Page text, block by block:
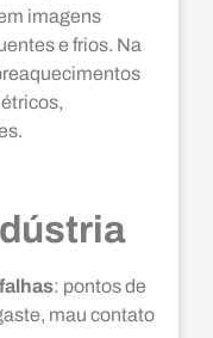
imagens
e frios. Na
: pontos de
mau contato